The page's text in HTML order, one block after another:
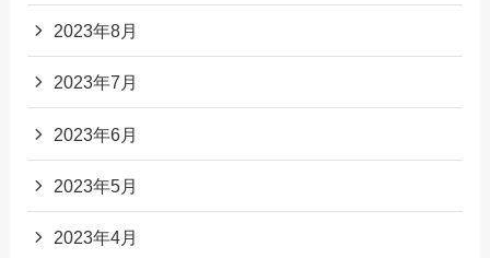
2023年8月
2023年7月
2023年6月
2023年5月
2023年4月